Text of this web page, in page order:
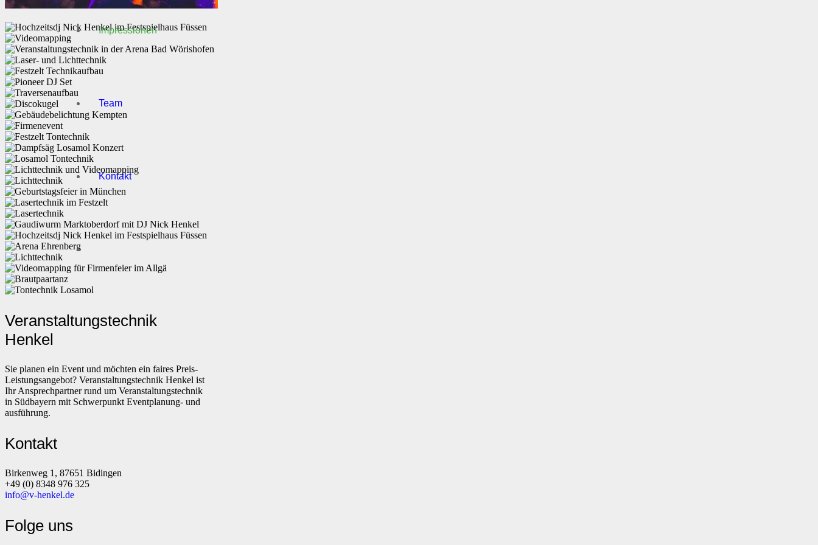
Impressionen
Team
Kontakt
Veranstaltungstechnik
Henkel
Sie planen ein Event und möchten ein faires Preis-
Leistungsangebot? Veranstaltungstechnik Henkel ist
Ihr Ansprechpartner rund um Veranstaltungstechnik
in Südbayern mit Schwerpunkt Eventplanung- und
ausführung.
Kontakt
Birkenweg 1, 87651 Bidingen
+49 (0) 8348 976 325
info@v-henkel.de
Folge uns